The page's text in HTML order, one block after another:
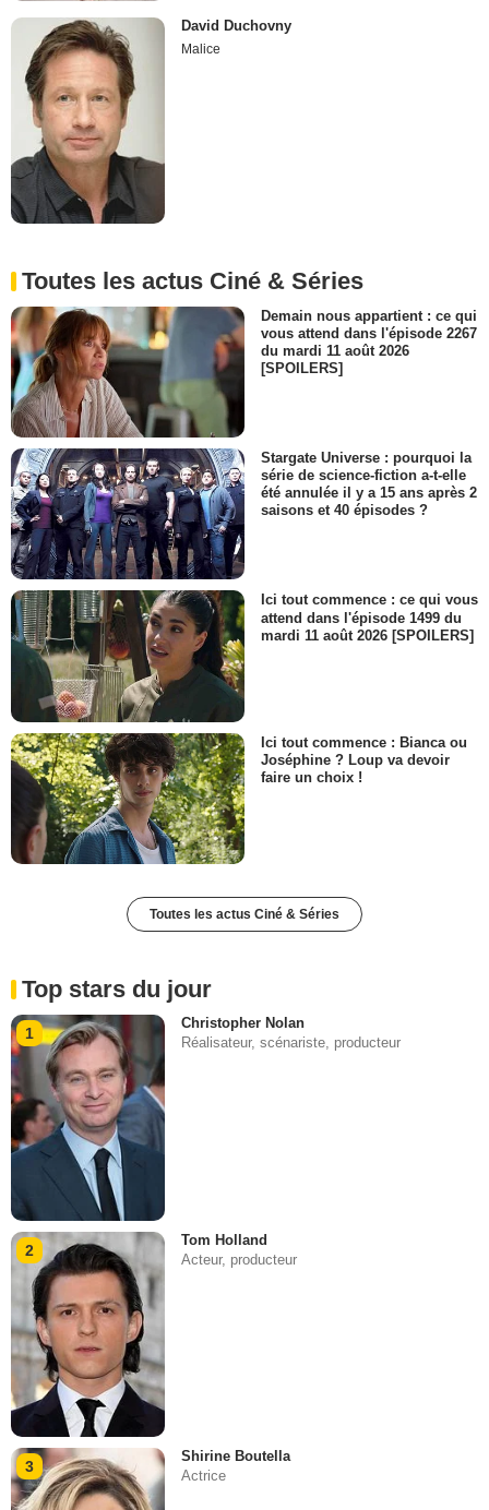
David Duchovny
Malice
Toutes les actus Ciné & Séries
Demain nous appartient : ce qui
vous attend dans l'épisode 2267
du mardi 11 août 2026
[SPOILERS]
Stargate Universe : pourquoi la
série de science-fiction a-t-elle
été annulée il y a 15 ans après 2
saisons et 40 épisodes ?
Ici tout commence : ce qui vous
attend dans l'épisode 1499 du
mardi 11 août 2026 [SPOILERS]
Ici tout commence : Bianca ou
Joséphine ? Loup va devoir
faire un choix !
Toutes les actus Ciné & Séries
Top stars du jour
1
Christopher Nolan
Réalisateur, scénariste, producteur
2
Tom Holland
Acteur, producteur
3
Shirine Boutella
Actrice